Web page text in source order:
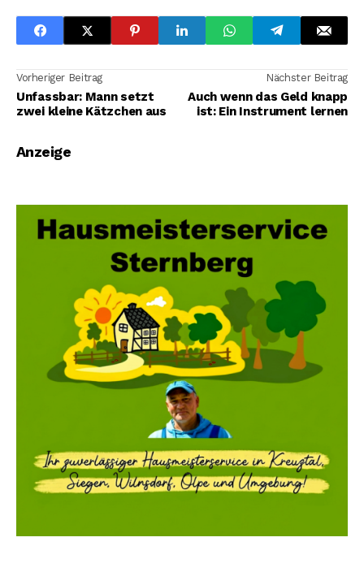
Vorheriger Beitrag
Unfassbar: Mann setzt
zwei kleine Kätzchen aus
Nächster Beitrag
Auch wenn das Geld knapp
ist: Ein Instrument lernen
Anzeige